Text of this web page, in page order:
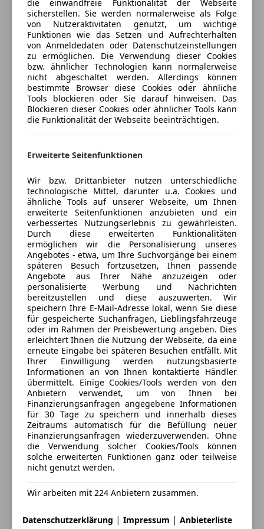
2525 Günselsdorf (neben dem Billa)
Verkauf: Herr Tobias Spitzer
Telefon: 0699/ 1111 43 75
-Ausstattung:
Fensterheber elektrisch vorn mit
Komfortschließung
Lenkrad (Leder)
Nebelscheinwerfer
Parkpilotsystem
Reserverad in Fahrbereifung
Sitzausstattung: Entfall Sitzbank
Verkleidung im Lade-/Fahrgastraum
Airbag Fahrerseite
Anti-Blockier-System (ABS)
Antriebsart: Frontantrieb
Audiosystem: Radio R 16 BT (AUX-IN, USB-Anschluss
und Bluetooth)
Außenspiegel elektr. verstell- und heizbar
Bordcomputer
Bremsassistent
Drehzahlmesser
Elektron. Sperrdifferential
Elektron. Stabilitäts-Programm (ESP)
Getriebe 6-Gang
Heckflügeltüren ohne Verglasung (Öffnungswinkel
180 Grad)
Karosserie/Aufbau: Kasten Standard
Karosserie/Aufbau: Normalkabine
Karosserievariante: Fahrzeuglänge L2
Karosserievariante: Normaldach (H1)
Lenksäule (Lenkrad) verstellbar
Freischaden-Gutschein ab Stufe 0
Auto einfach online versichern & Rabatt holen
Jetzt berechnen
Verkäufer Händler
(98% Weiterempfehlungen)
Anbieter auf AutoScout24 seit 2014
Showroom
Geschlossen
Öffnet um 8:30
Wiener Neustädter Straße 9,
2525 Günselsdorf, AT
Kontakt
Tobias Spitzer
Alle Fahrzeuge des Anbieters
Anbieter kontaktieren
Deine Nachricht
die einwandfreie Funktionalität der Webseite
sicherstellen. Sie werden normalerweise als Folge
von Nutzeraktivitäten genutzt, um wichtige
Funktionen wie das Setzen und Aufrechterhalten
von Anmeldedaten oder Datenschutzeinstellungen
zu ermöglichen. Die Verwendung dieser Cookies
bzw. ähnlicher Technologien kann normalerweise
nicht abgeschaltet werden. Allerdings können
bestimmte Browser diese Cookies oder ähnliche
Tools blockieren oder Sie darauf hinweisen. Das
Blockieren dieser Cookies oder ähnlicher Tools kann
die Funktionalität der Webseite beeinträchtigen.
Erweiterte Seitenfunktionen
Wir bzw. Drittanbieter nutzen unterschiedliche
technologische Mittel, darunter u.a. Cookies und
ähnliche Tools auf unserer Webseite, um Ihnen
erweiterte Seitenfunktionen anzubieten und ein
verbessertes Nutzungserlebnis zu gewährleisten.
Durch diese erweiterten Funktionalitäten
ermöglichen wir die Personalisierung unseres
Angebotes - etwa, um Ihre Suchvorgänge bei einem
späteren Besuch fortzusetzen, Ihnen passende
Angebote aus Ihrer Nähe anzuzeigen oder
personalisierte Werbung und Nachrichten
bereitzustellen und diese auszuwerten. Wir
speichern Ihre E-Mail-Adresse lokal, wenn Sie diese
für gespeicherte Suchanfragen, Lieblingsfahrzeuge
oder im Rahmen der Preisbewertung angeben. Dies
erleichtert Ihnen die Nutzung der Webseite, da eine
erneute Eingabe bei späteren Besuchen entfällt. Mit
Ihrer Einwilligung werden nutzungsbasierte
Informationen an von Ihnen kontaktierte Händler
übermittelt. Einige Cookies/Tools werden von den
Anbietern verwendet, um von Ihnen bei
Finanzierungsanfragen angegebene Informationen
für 30 Tage zu speichern und innerhalb dieses
Zeitraums automatisch für die Befüllung neuer
Finanzierungsanfragen wiederzuverwenden. Ohne
die Verwendung solcher Cookies/Tools können
solche erweiterten Funktionen ganz oder teilweise
nicht genutzt werden.
Wir arbeiten mit 224 Anbietern zusammen.
Datenschutzerklärung | Impressum | Anbieterliste